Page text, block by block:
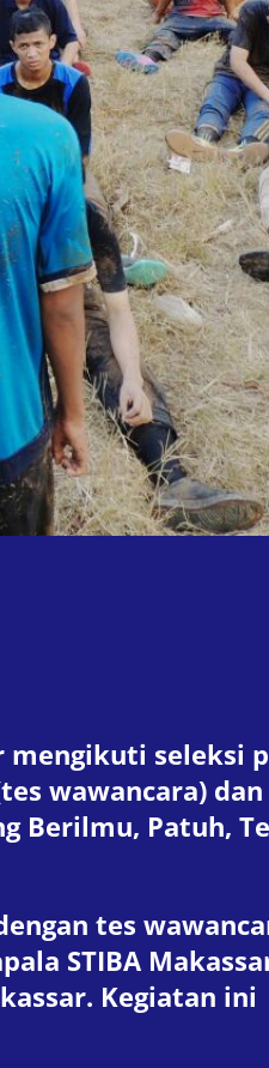
mengikuti
wawancara)
Berilmu, Patuh,
tes
STIBA
Kegiatan